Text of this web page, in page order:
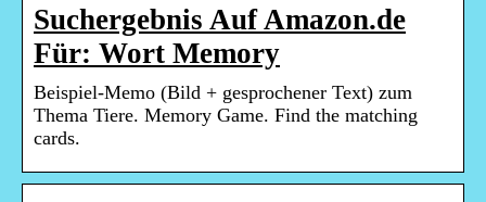
Suchergebnis Auf Amazon.de
Für: Wort Memory
Beispiel-Memo (Bild + gesprochener Text) zum
Thema Tiere. Memory Game. Find the matching
cards.